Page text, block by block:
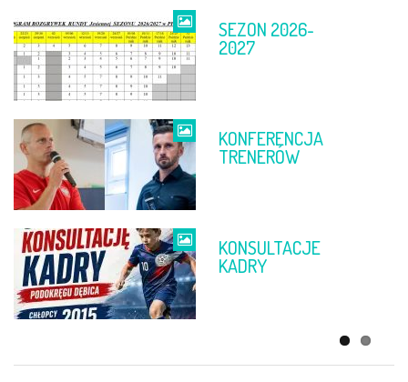
SEZON 2026-
2027
KONFERENCJA
TRENERÓW
KONSULTACJE
KADRY
TABELE PO 11-
12 KWIETNIA
FINAŁ PP
DĘBICA –
ŻYCZENIA
WIELKANOCNE